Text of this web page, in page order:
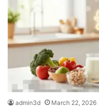
admin3d March 22, 2026